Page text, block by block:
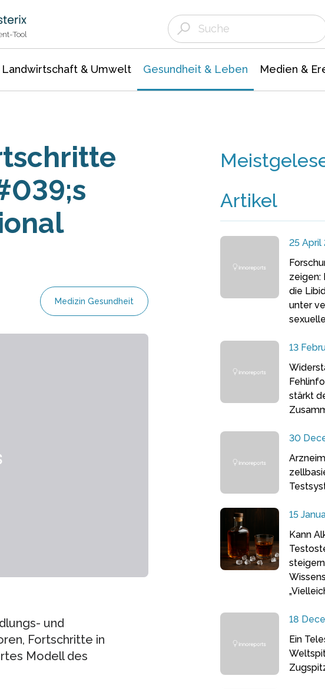
Tool
Landwirtschaft & Umwelt Gesundheit & Leben Medien &
Medizin Gesundheit
und
Fortschritte in
Modell des
Artikel
25 April
zeigen:
die
unter
13
stärkt
30
15
Kann
18
Ein